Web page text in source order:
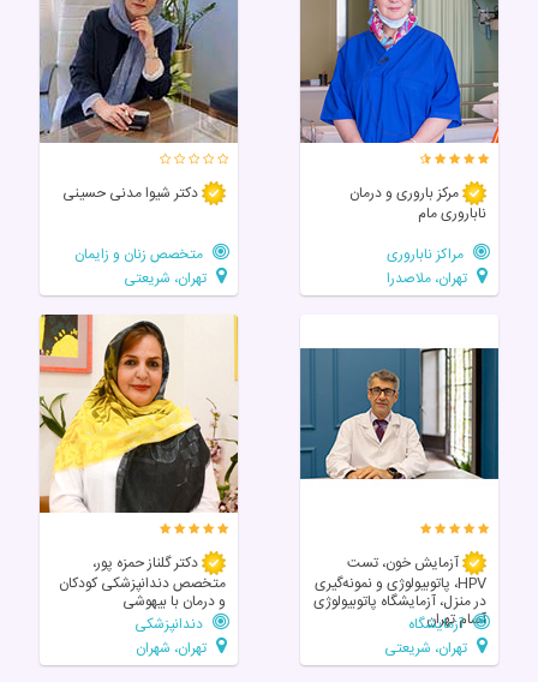
مرکز باروری و درمان
ناباروری مام
مراکز ناباروری
تهران، ملاصدرا
دکتر شیوا مدنی حسینی
متخصص زنان و زایمان
تهران، شریعتی
آزمایش خون، تست
HPV، پاتوبیولوژی و نمونه‌گیری
در منزل، آزمایشگاه پاتوبیولوژی
آسام تهران
آزمایشگاه
تهران، شریعتی
دکتر گلناز حمزه پور،
متخصص دندانپزشکی کودکان
و درمان با بیهوشی
دندانپزشکی
تهران، شهران